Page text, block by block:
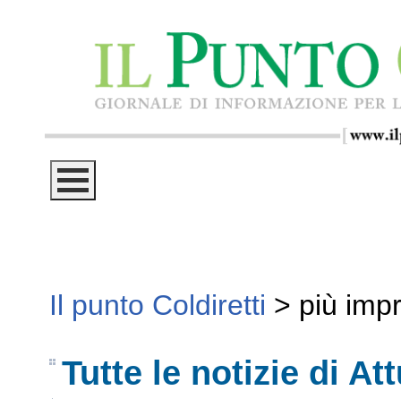
Il punto Coldiretti > più
Tutte le notizie di